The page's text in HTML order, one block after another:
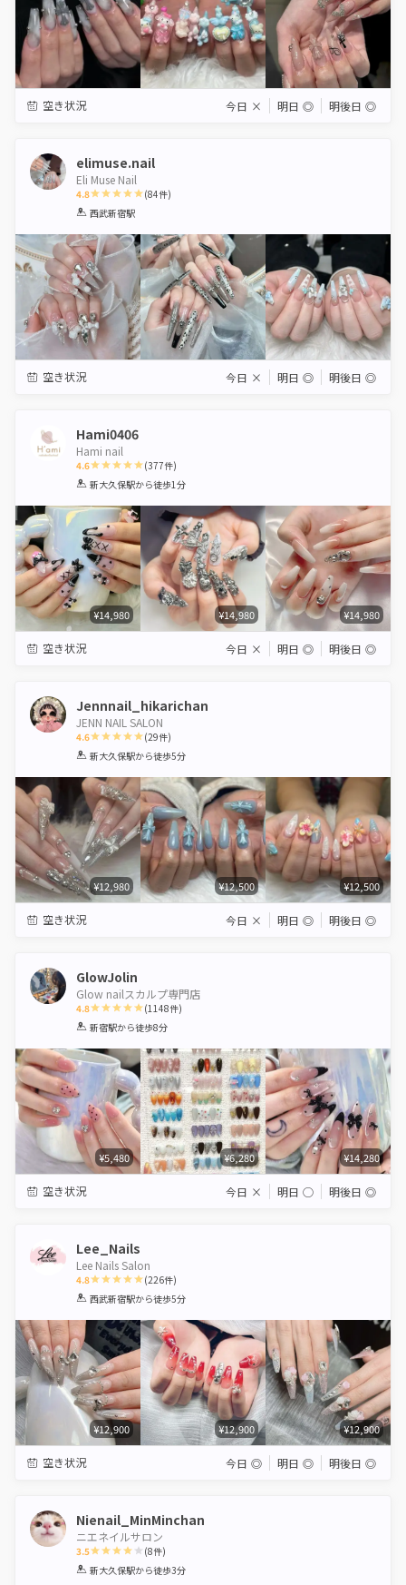
空き状況 今日 × 明日 ◎ 明後日 ◎
elimuse.nail
Eli Muse Nail
4.8
1 2 3 4 5
(84件)
西武新宿駅
空き状況 今日 × 明日 ◎ 明後日 ◎
Hami0406
Hami nail
4.6
1 2 3 4 5
(377件)
新大久保駅から徒歩1分
¥14,980 ¥14,980 ¥14,980
空き状況 今日 × 明日 ◎ 明後日 ◎
Jennnail_hikarichan
JENN NAIL SALON
4.6
1 2 3 4 5
(29件)
新大久保駅から徒歩5分
¥12,980 ¥12,500 ¥12,500
空き状況 今日 × 明日 ◎ 明後日 ◎
GlowJolin
Glow nailスカルプ専門店
4.8
1 2 3 4 5
(1148件)
新宿駅から徒歩8分
¥5,480 ¥6,280 ¥14,280
空き状況 今日 × 明日 ◯ 明後日 ◎
Lee_Nails
Lee Nails Salon
4.8
1 2 3 4 5
(226件)
西武新宿駅から徒歩5分
¥12,900 ¥12,900 ¥12,900
空き状況 今日 ◎ 明日 ◎ 明後日 ◎
Nienail_MinMinchan
ニエネイルサロン
3.5
1 2 3 4 5
(8件)
新大久保駅から徒歩3分